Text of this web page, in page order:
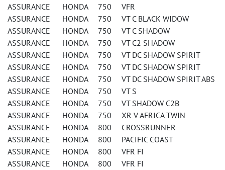
ASSURANCE HONDA 750 VFR
ASSURANCE HONDA 750 VT C BLACK WIDOW
ASSURANCE HONDA 750 VT C SHADOW
ASSURANCE HONDA 750 VT C2 SHADOW
ASSURANCE HONDA 750 VT DC SHADOW SPIRIT
ASSURANCE HONDA 750 VT DC SHADOW SPIRIT
ASSURANCE HONDA 750 VT DC SHADOW SPIRIT ABS
ASSURANCE HONDA 750 VT S
ASSURANCE HONDA 750 VT SHADOW C2B
ASSURANCE HONDA 750 XR V AFRICA TWIN
ASSURANCE HONDA 800 CROSSRUNNER
ASSURANCE HONDA 800 PACIFIC COAST
ASSURANCE HONDA 800 VFR FI
ASSURANCE HONDA 800 VFR FI